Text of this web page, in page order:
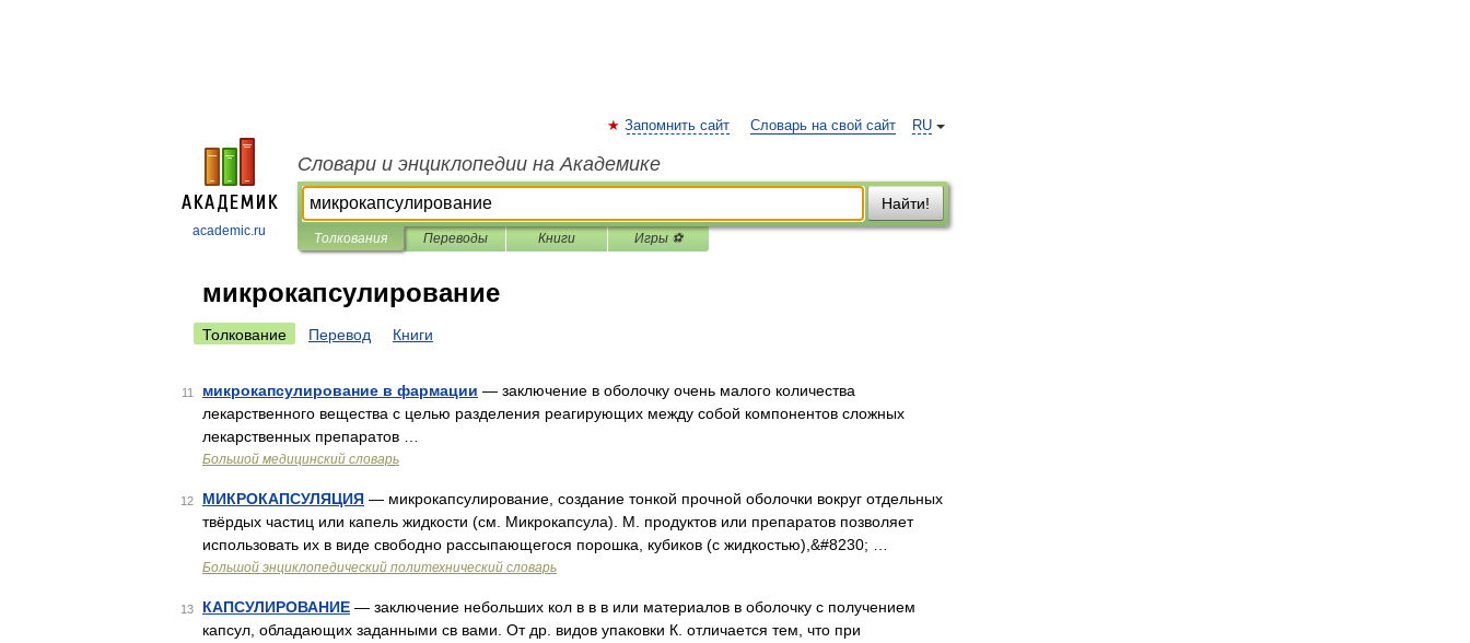
academic.ru
RU
Запомнить сайт Словарь на свой сайт
Словари и энциклопедии на Академике
Найти!
Толкования Переводы Книги Игры ⚽
микрокапсулирование
Толкование Перевод Книги
11 микрокапсулирование в фармации — заключение в оболочку очень малого количества
лекарственного вещества с целью разделения реагирующих между собой компонентов сложных
лекарственных препаратов …
Большой медицинский словарь
12 МИКРОКАПСУЛЯЦИЯ — микрокапсулирование, создание тонкой прочной оболочки вокруг отдельных
твёрдых частиц или капель жидкости (см. Микрокапсула). М. продуктов или препаратов позволяет
использовать их в виде свободно рассыпающегося порошка, кубиков (с жидкостью),&#8230; …
Большой энциклопедический политехнический словарь
13 КАПСУЛИРОВАНИЕ — заключение небольших кол в в в или материалов в оболочку с получением
капсул, обладающих заданными св вами. От др. видов упаковки К. отличается тем, что при